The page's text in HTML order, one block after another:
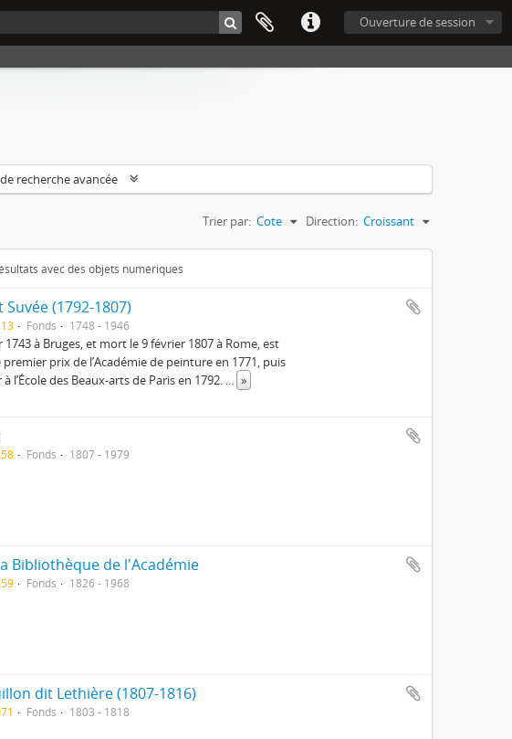
Ouverture de session
recherche avancée
Trier par: Cote Direction: Croissant
avec des objets numériques
(1792-1807)
Fonds 1748 - 1946
à Bruges, et mort le 9 février 1807 à Rome, est
prix de l’Académie de peinture en 1771, puis
l’École des Beaux-arts de Paris en 1792. ... »
Fonds
1807 - 1979
Bibliothèque de l'Académie
Fonds
1826 - 1968
dit Lethière (1807-1816)
Fonds
1803 - 1818